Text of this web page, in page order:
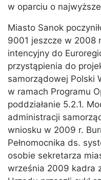
w oparciu o
Miasto Sanok
9001 jeszcze w 2008
intencyjny do
przystąpienia do
samorządowej Polski
w ramach Programu
poddziałanie 5.2.1.
administracji
wniosku w 2009 r.
Pełnomocnika ds.
osobie sekretarza
września 2009 kadra